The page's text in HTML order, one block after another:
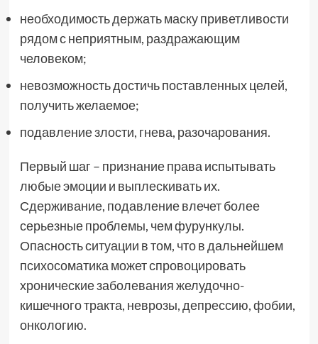
необходимость держать маску приветливости
рядом с неприятным, раздражающим
человеком;
невозможность достичь поставленных целей,
получить желаемое;
подавление злости, гнева, разочарования.
Первый шаг – признание права испытывать
любые эмоции и выплескивать их.
Сдерживание, подавление влечет более
серьезные проблемы, чем фурункулы.
Опасность ситуации в том, что в дальнейшем
психосоматика может спровоцировать
хронические заболевания желудочно-
кишечного тракта, неврозы, депрессию, фобии,
онкологию.